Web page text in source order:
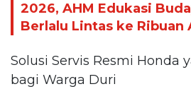
2026, AHM Edukasi
Berlalu Lintas ke Ribuan
Solusi Servis Resmi Honda
bagi Warga Duri